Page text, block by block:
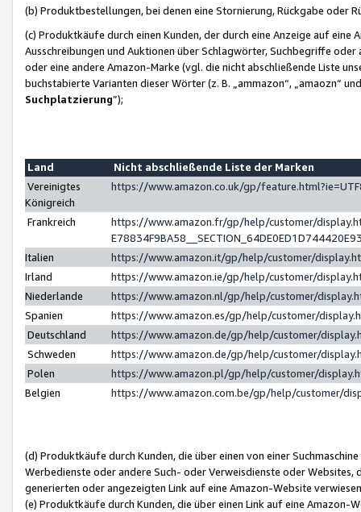
(b) Produktbestellungen, bei denen eine Stornierung, Rückgabe oder
(c) Produktkäufe durch einen Kunden, der durch eine Anzeige auf
Ausschreibungen und Auktionen über Schlagwörter, Suchbegriffe
oder eine andere Amazon-Marke (vgl. die nicht abschließende Liste
buchstabierte Varianten dieser Wörter (z. B. „ammazon“, „amaozn“
Suchplatzierung”);
Land
Nicht abschließende Liste der Marken
Vereinigtes
Königreich
https://www.amazon.co.uk/gp/
Frankreich
https://www.amazon.fr/gp/help/customer/
Italien
https://www.amazon.it/gp/help/customer/
Irland
https://www.amazon.ie/gp/help/customer/
Niederlande
https://www.amazon.nl/gp/help/customer/
Spanien
https://www.amazon.es/gp/help/customer/
Deutschland
https://www.amazon.de/gp/help/customer/
Schweden
https://www.amazon.de/gp/help/customer/
Polen
https://www.amazon.pl/gp/help/customer/
Belgien
https://www.amazon.com.be/gp/help/customer/
(d) Produktkäufe durch Kunden, die über einen von einer
Werbedienste oder andere Such- oder Verweisdienste oder Websites,
generierten oder angezeigten Link auf eine Amazon-Website
(e) Produktkäufe durch Kunden, die über einen Link auf eine